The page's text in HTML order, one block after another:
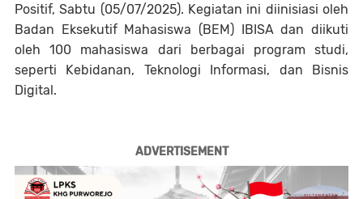
Positif, Sabtu (05/07/2025). Kegiatan ini diinisiasi oleh
Badan Eksekutif Mahasiswa (BEM) IBISA dan diikuti
oleh 100 mahasiswa dari berbagai program studi,
seperti Kebidanan, Teknologi Informasi, dan Bisnis
Digital.
ADVERTISEMENT